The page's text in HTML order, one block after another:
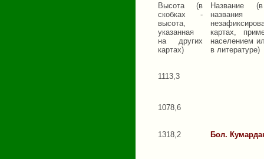
Высота (в
скобках -
высота,
указанная
на других
картах)
Название
названия
картах,
населением
в литературе)
1113,3
1078,6
1318,2 Бол.